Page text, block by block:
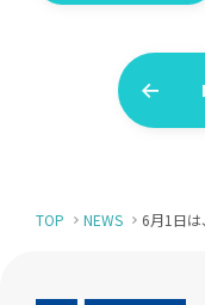
TOP NEWS 6月1日